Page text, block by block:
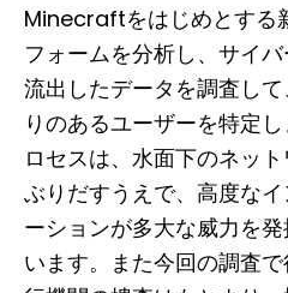
Minecraftをはじめとする
フォームを分析し、サイ
流出したデータを調査し
りのあるユーザーを特定
ロセスは、水面下のネッ
ぶりだすうえで、高度な
ーションが多大な威力を
います。また今回の調査